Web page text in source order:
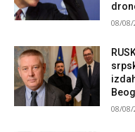
08/08/
08/08/